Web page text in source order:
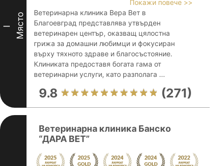
I Място
Покажи повече >>
Ветеринарна клиника Вера Вет в
Благоевград представлява утвърден
ветеринарен център, оказващ цялостна
грижа за домашни любимци и фокусиран
върху тяхното здраве и благосъстояние.
Клиниката предоставя богата гама от
ветеринарни услуги, като разполага ...
9.8 (271)
Ветеринарна клиника Банско
“ДАРА ВЕТ”